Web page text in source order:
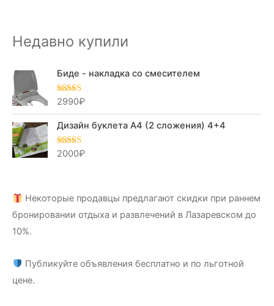
Недавно купили
Биде - накладка со смесителем
Оценка
2990₽
Дизайн буклета А4 (2 сложения) 4+4
Оценка
2000₽
Некоторые продавцы предлагают скидки при раннем
бронировании отдыха и развлечений в Лазаревском до
10%.
Публикуйте объявления бесплатно и по льготной
цене.